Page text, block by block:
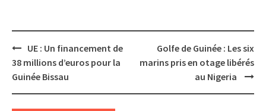
Post
navigation
UE : Un financement de
38 millions d’euros pour la
Guinée Bissau
Golfe de Guinée : Les six
marins pris en otage libérés
au Nigeria